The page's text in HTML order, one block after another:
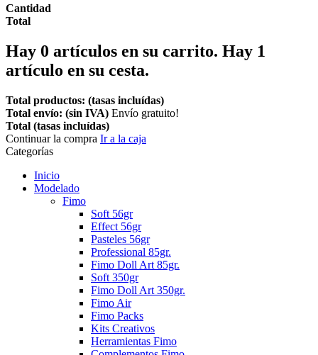
Cantidad
Total
Hay 0 artículos en su carrito. Hay 1
artículo en su cesta.
Total productos: (tasas incluídas)
Total envío: (sin IVA) Envío gratuito!
Total (tasas incluídas)
Continuar la compra Ir a la caja
Categorías
Inicio
Modelado
Fimo
Soft 56gr
Effect 56gr
Pasteles 56gr
Professional 85gr.
Fimo Doll Art 85gr.
Soft 350gr
Fimo Doll Art 350gr.
Fimo Air
Fimo Packs
Kits Creativos
Herramientas Fimo